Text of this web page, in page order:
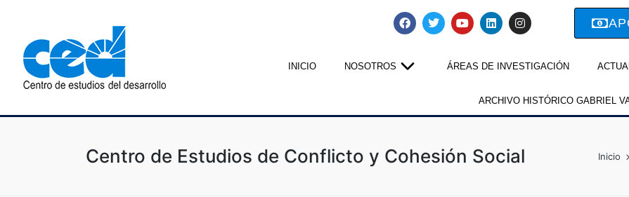
INICIO NOSOTROS ÁREAS DE INVESTIGACIÓN
ARCHIVO HISTÓRICO GABRIEL
Centro de Estudios de Conflicto y Cohesión Social Inicio